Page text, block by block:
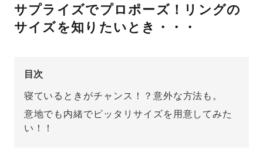
サプライズでプロポーズ！リングの
サイズを知りたいとき・・・
目次
寝ているときがチャンス！？意外な方法も。
意地でも内緒でピッタリサイズを用意してみた
い！！
プロポーズ知恵袋 アイプリモについて
プロポーズサポート